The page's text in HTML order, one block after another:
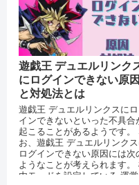
遊戯王 デュエルリンク
にログインできない原因
と対処法とは
遊戯王 デュエルリンクスに
インできないといった不具合
起こることがあるようです。
お、遊戯王 デュエルリンク
ログインできない原因には次
ようなことが考えられます。
内モードを設定している 運